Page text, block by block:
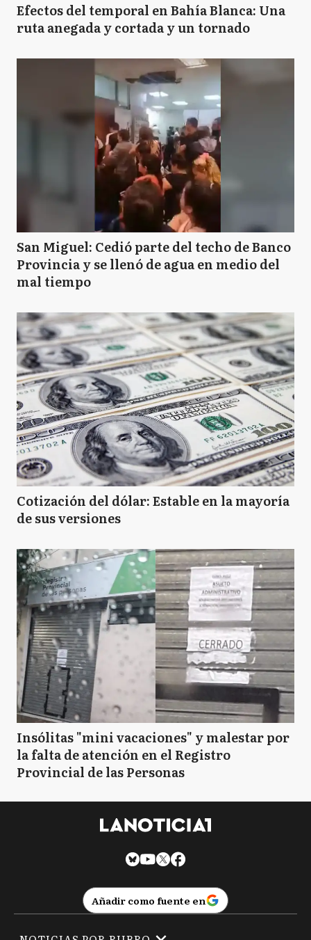
Efectos del temporal en Bahía Blanca: Una
ruta anegada y cortada y un tornado
San Miguel: Cedió parte del techo de Banco
Provincia y se llenó de agua en medio del
mal tiempo
Cotización del dólar: Estable en la mayoría
de sus versiones
Insólitas "mini vacaciones" y malestar por
la falta de atención en el Registro
Provincial de las Personas
Añadir como fuente en